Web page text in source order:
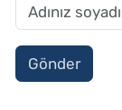
Gönder